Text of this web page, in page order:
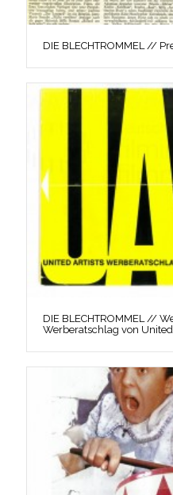
DIE BLECHTROMMEL //
DIE BLECHTROMMEL //
Werberatschlag von